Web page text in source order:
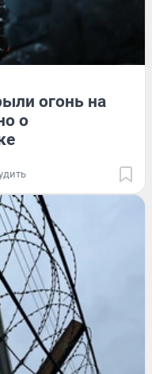
огонь на
о